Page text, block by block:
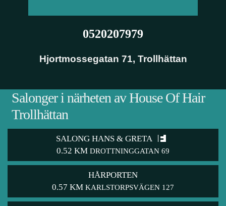
0520207979
Hjortmossegatan 71, Trollhättan
Salonger i närheten av House Of Hair
Trollhättan
SALONG HANS & GRETA
0.52 KM DROTTNINGGATAN 69
HÅRPORTEN
0.57 KM KARLSTORPSVÄGEN 127